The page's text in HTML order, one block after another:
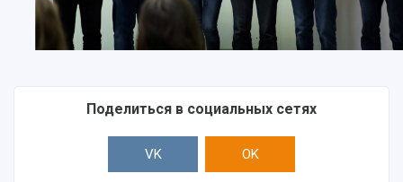
Поделиться в социальных сетях
VK OK